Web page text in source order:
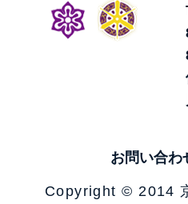
お問い合わ
Copyright © 2014